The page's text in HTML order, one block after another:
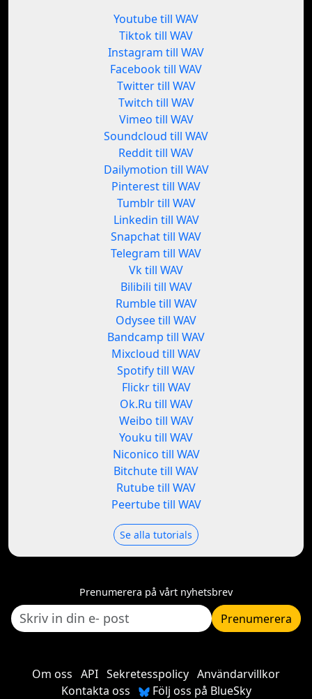
Youtube till WAV
Tiktok till WAV
Instagram till WAV
Facebook till WAV
Twitter till WAV
Twitch till WAV
Vimeo till WAV
Soundcloud till WAV
Reddit till WAV
Dailymotion till WAV
Pinterest till WAV
Tumblr till WAV
Linkedin till WAV
Snapchat till WAV
Telegram till WAV
Vk till WAV
Bilibili till WAV
Rumble till WAV
Odysee till WAV
Bandcamp till WAV
Mixcloud till WAV
Spotify till WAV
Flickr till WAV
Ok.Ru till WAV
Weibo till WAV
Youku till WAV
Niconico till WAV
Bitchute till WAV
Rutube till WAV
Peertube till WAV
Se alla tutorials
Prenumerera på vårt nyhetsbrev
Prenumerera
Om oss API Sekretesspolicy Användarvillkor
Kontakta oss
Följ oss på BlueSky